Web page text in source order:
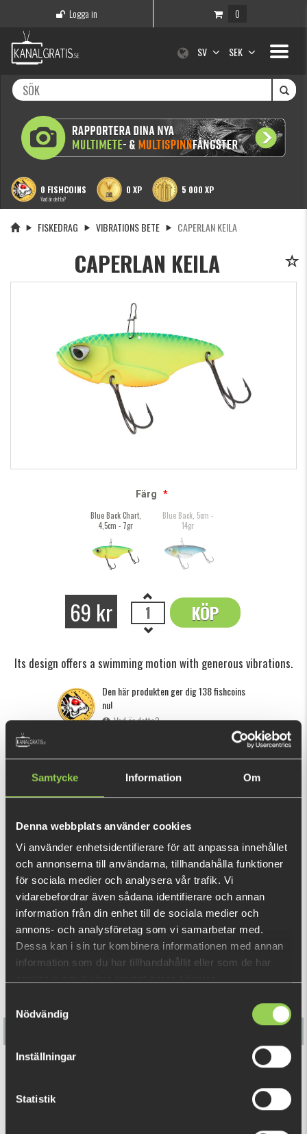
Samtycke Information Om
Denna webbplats använder cookies
Vi använder enhetsidentifierare för att anpassa innehållet
och annonserna till användarna, tillhandahålla funktioner
för sociala medier och analysera vår trafik. Vi
vidarebefordrar även sådana identifierare och annan
information från din enhet till de sociala medier och
annons- och analysföretag som vi samarbetar med.
Dessa kan i sin tur kombinera informationen med annan
information som du har tillhandahållit eller som de har
Nödvändig
Inställningar
Statistik
Logga in 0
Toggle
SV SEK
0 FISHCOINS
Vad är detta?
0 XP 5 000 XP
FISKEDRAG VIBRATIONS BETE CAPERLAN KEILA
CAPERLAN KEILA
Färg
*
Blue Back Chart,
4,5cm - 7gr
Blue Back, 5cm -
14gr
69 kr KÖP
OK
Its design offers a swimming motion with generous vibrations.
Den här produkten ger dig 138 fishcoins
nu!
Vad är detta?
Detta kompakta vibrerande blad kan kastas långt. Dess
design erbjuder en simrörelse med generösa vibrationer. BKK-
dubbelkrokarna garanterar en exceptionell spike och stort
motstånd.
Finns i 4,5 cm - 7 gr och 5 cm - 14 gr.
VISA MER
REKOMMENDERADE PRODUKTER
Kanalgratis Officiella Fiskekalender 2026 (julkalender)